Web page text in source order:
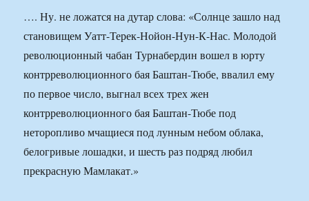
…. Ну. не ложатся на дутар слова: «Солнце зашло над
становищем Уатт-Терек-Нойон-Нун-К-Нас. Молодой
революционный чабан Турнабердин вошел в юрту
контрреволюционного бая Баштан-Тюбе, ввалил ему
по первое число, выгнал всех трех жен
контрреволюционного бая Баштан-Тюбе под
неторопливо мчащиеся под лунным небом облака,
белогривые лошадки, и шесть раз подряд любил
прекрасную Мамлакат.»